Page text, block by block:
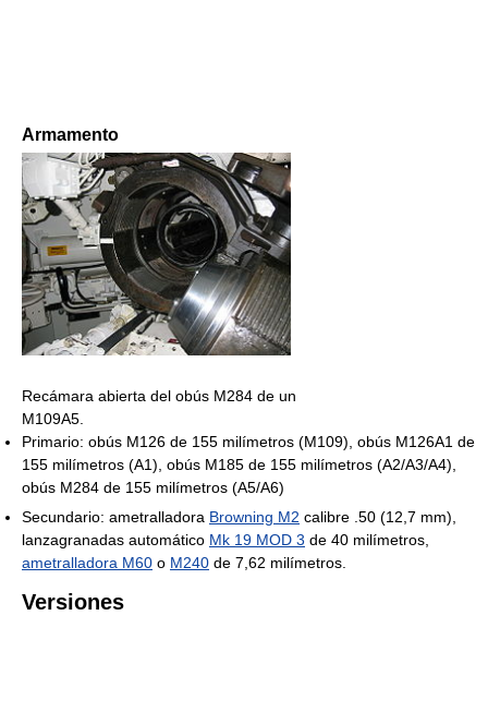
Armamento
Recámara abierta del obús M284 de un
M109A5.
Primario: obús M126 de 155 milímetros (M109), obús M126A1 de
155 milímetros (A1), obús M185 de 155 milímetros (A2/A3/A4),
obús M284 de 155 milímetros (A5/A6)
Secundario: ametralladora Browning M2 calibre .50 (12,7 mm),
lanzagranadas automático Mk 19 MOD 3 de 40 milímetros,
ametralladora M60 o M240 de 7,62 milímetros.
Versiones